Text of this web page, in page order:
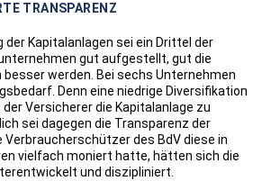
TRANSPARENZ
der Kapitalanlagen sei ein Drittel der
gut aufgestellt, gut die
besser werden. Bei sechs Unternehmen
Denn eine niedrige Diversifikation
der Versicherer die Kapitalanlage zu
sei dagegen die Transparenz der
Verbraucherschützer des BdV diese in
vielfach moniert hatte, hätten sich die
und diszipliniert.